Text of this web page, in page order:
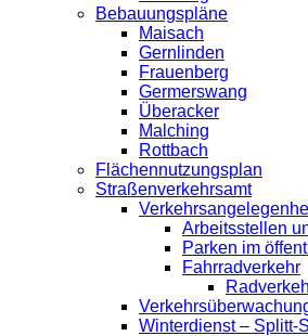
Bebauungspläne
Maisach
Gernlinden
Frauenberg
Germerswang
Überacker
Malching
Rottbach
Flächennutzungsplan
Straßenverkehrsamt
Arbeitsstellen
Parken im
Fahrradverkehr
Winterdienst – Splitt-